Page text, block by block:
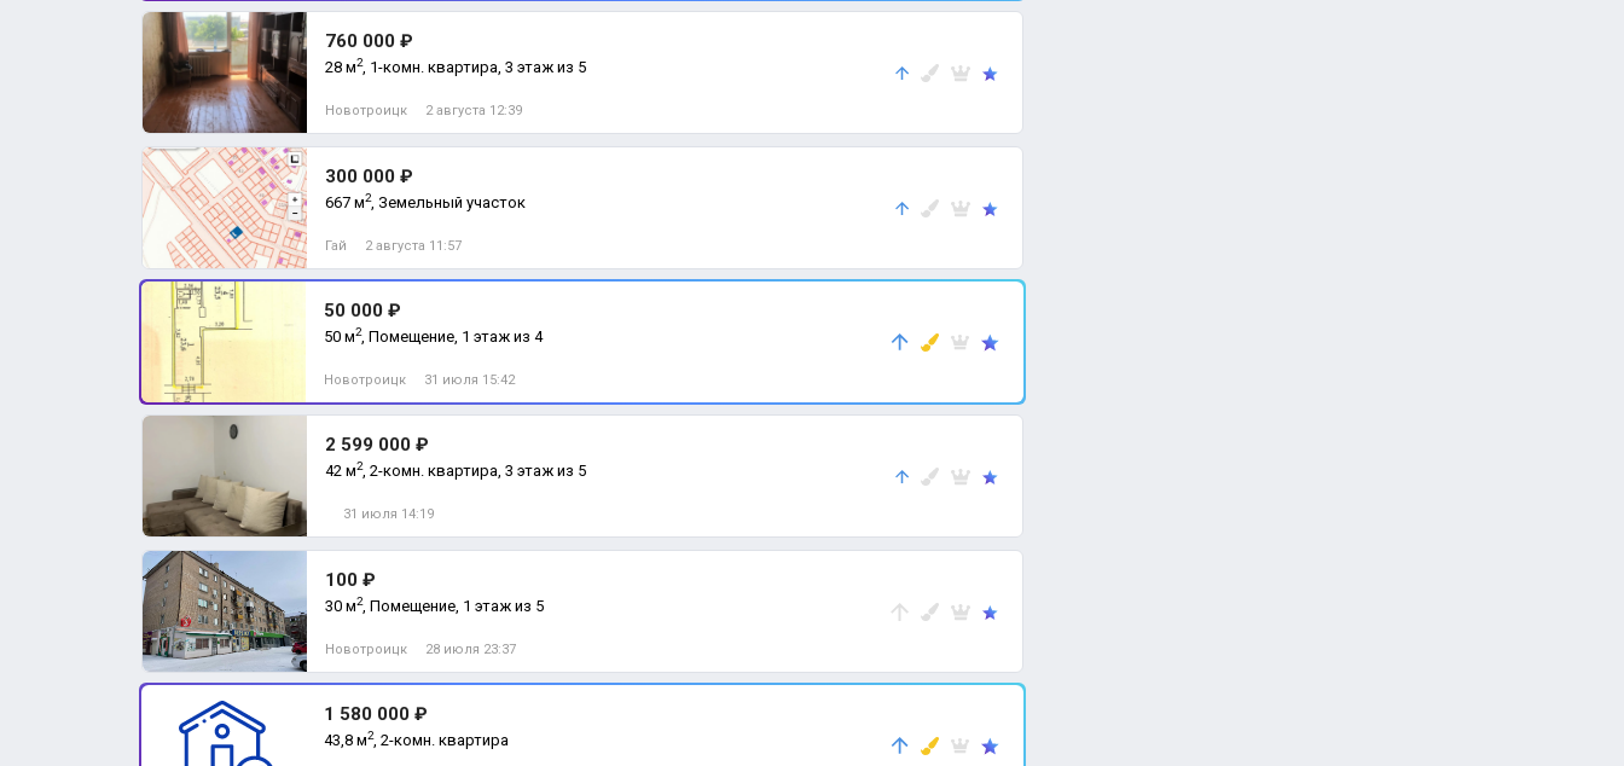
760 000 ₽
28 м2, 1-комн. квартира, 3 этаж из 5
Новотроицк 2 августа 12:39
300 000 ₽
667 м2, Земельный участок
Гай 2 августа 11:57
50 000 ₽
50 м2, Помещение, 1 этаж из 4
Новотроицк 31 июля 15:42
2 599 000 ₽
42 м2, 2-комн. квартира, 3 этаж из 5
31 июля 14:19
100 ₽
30 м2, Помещение, 1 этаж из 5
Новотроицк 28 июля 23:37
1 580 000 ₽
43,8 м2, 2-комн. квартира